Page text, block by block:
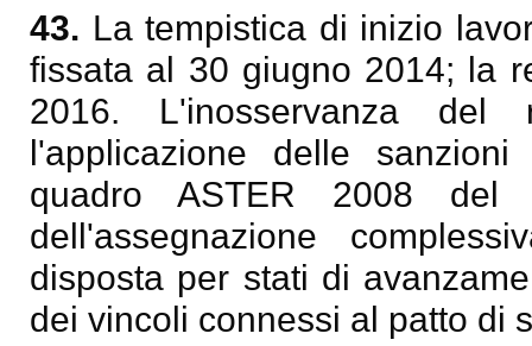
43. La tempistica di inizio
fissata al 30 giugno 2014; la
2016. L'inosservanza
l'applicazione delle
quadro ASTER 2008
dell'assegnazione
disposta per stati di
dei vincoli connessi al patto di